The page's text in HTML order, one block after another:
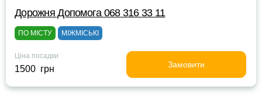
Дорожня Допомога 068 316 33 11
ПО МІСТУ МІЖМІСЬКІ
Ціна посадки
1500 грн Замовити